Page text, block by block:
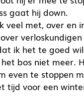
gaat hij down.
veel met, over en
ik het te goed
bos niet meer.
even te stoppen
tijd voor een